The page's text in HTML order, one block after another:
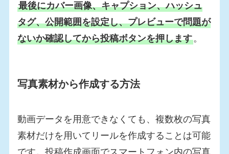
最後にカバー画像、キャプション、ハッシュ
タグ、公開範囲を設定し、プレビューで問題が
ないか確認してから投稿ボタンを押します。
写真素材から作成する方法
動画データを用意できなくても、複数枚の写真
素材だけを用いてリールを作成することは可能
です。投稿作成画面でスマートフォン内の写真